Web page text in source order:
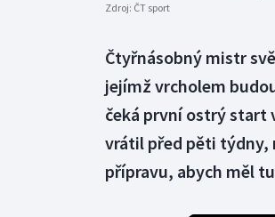
Zdroj: ČT sport
Čtyřnásobný mistr
jejímž vrcholem
čeká první ostrý start
vrátil před pěti týdny,
přípravu, abych měl